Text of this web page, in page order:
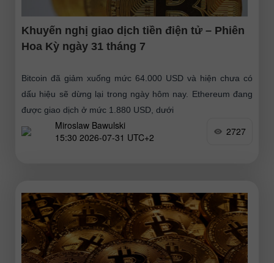
Khuyến nghị giao dịch tiền điện tử – Phiên
Hoa Kỳ ngày 31 tháng 7
Bitcoin đã giảm xuống mức 64.000 USD và hiện chưa có
dấu hiệu sẽ dừng lại trong ngày hôm nay. Ethereum đang
được giao dịch ở mức 1.880 USD, dưới
Miroslaw Bawulski
15:30 2026-07-31 UTC+2
2727